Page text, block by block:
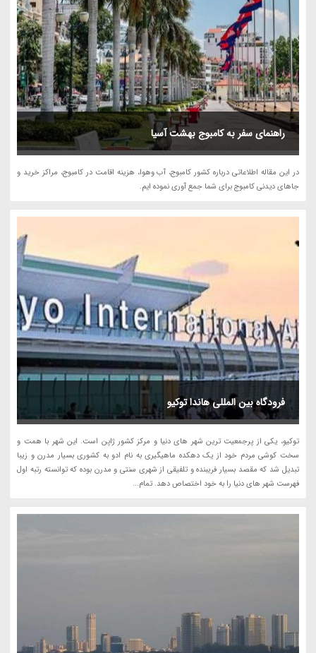
راهنمای سفر به کامبوج بهشت آسیا
در این مقاله اطلاعاتی درباره کشور کامبوج، آب وهوا، هزینه اقامت در کامبوج، مراکز خرید و
جاهای دیدنی کامبوج برای شما جمع آوری نموده ایم.
فرودگاه بین المللی هاندا توکیو
توکیو، یکی از پرجمعیت ترین شهر های دنیا و مرکز کشور ژاپن است. این شهر با همت و
سخت کوشی مردم خود از یک دهکده ماهیگیری به نام ادو به کشوری بسیار مدرن و زیبا
تبدیل شد که مقصد بسیار فریبنده و تلفیقی از شهری سنتی و مدرن بوده که توانسته رتبه اول
فهرست شهر های دنیا را به خود اختصاص دهد. تمام...